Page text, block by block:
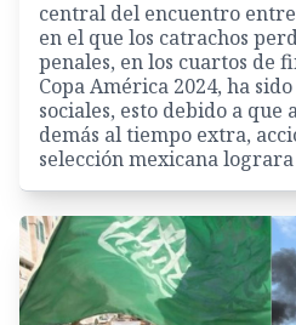
central del encuentro
en el que los catrachos
penales, en los cuartos de
Copa América 2024, ha
sociales, esto debido a que
demás al tiempo extra,
selección mexicana